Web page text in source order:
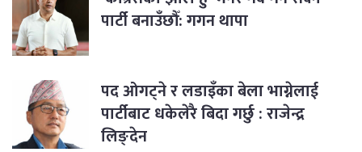
पार्टी बनाउँछौँ: गगन थापा
पद ओगट्ने र लडाइँका बेला भाग्नेलाई
पार्टीबाट धकेलेरै बिदा गर्छु : राजेन्द्र
लिङ्देन